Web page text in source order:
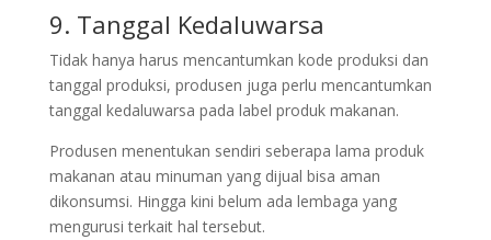
9. Tanggal Kedaluwarsa
Tidak hanya harus mencantumkan kode produksi dan
tanggal produksi, produsen juga perlu mencantumkan
tanggal kedaluwarsa pada label produk makanan.
Produsen menentukan sendiri seberapa lama produk
makanan atau minuman yang dijual bisa aman
dikonsumsi. Hingga kini belum ada lembaga yang
mengurusi terkait hal tersebut.